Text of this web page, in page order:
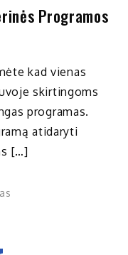
Programos
kad vienas
skirtingoms
programas.
atidaryti
[…]